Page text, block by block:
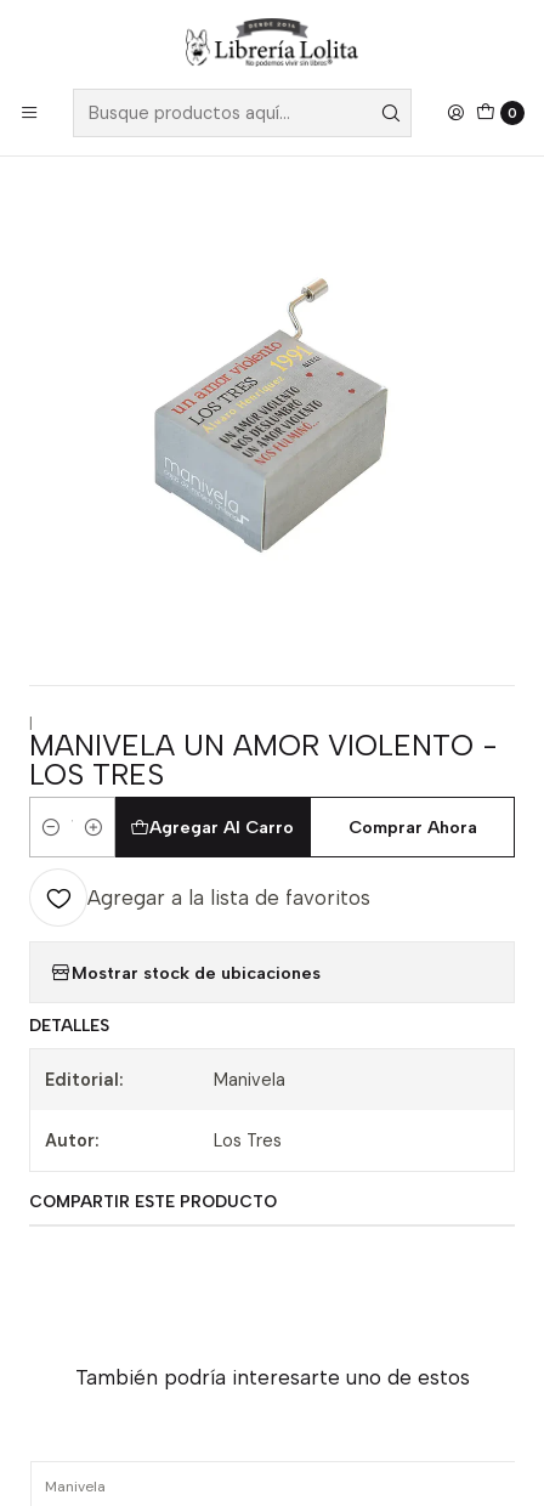
0
Despacho a todo Chile
|
MANIVELA UN AMOR VIOLENTO -
LOS TRES
Cantidad
Agregar Al Carro Comprar Ahora
Agregar a la lista de favoritos
Mostrar stock de ubicaciones
DETALLES
Editorial: Manivela
Autor: Los Tres
COMPARTIR ESTE PRODUCTO
También podría interesarte uno de estos
Manivela